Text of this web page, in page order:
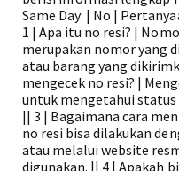
Same Day: | No |
1 | Apa itu no resi? |
merupakan nomor yang
atau barang yang
mengecek no resi? |
untuk mengetahui
|| 3 | Bagaimana cara
no resi bisa dilakukan
atau melalui website
digunakan. || 4 | Apakah